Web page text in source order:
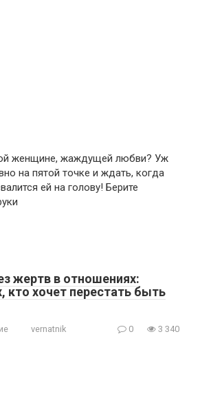
женщине, жаждущей любви? Уж
на пятой точке и ждать, когда
ей на голову! Берите
жертв в отношениях:
кто хочет перестать быть
vernatnik 0 3 340